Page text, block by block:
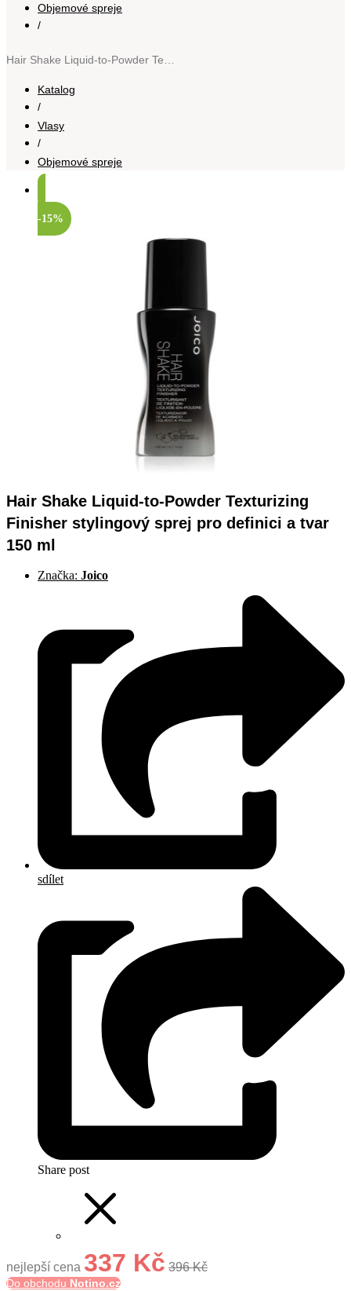
Objemové spreje
/
Katalog
/
Vlasy
/
Objemové spreje
-15%
Hair Shake Liquid-to-Powder Texturizing
Finisher stylingový sprej pro definici a tvar
150 ml
Značka: Joico
sdílet
Share post
nejlepší cena 337 Kč 396 Kč
Do obchodu Notino.cz